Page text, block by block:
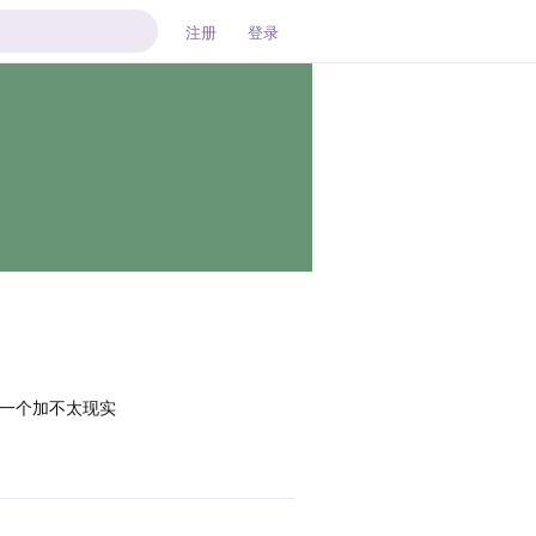
注册 登录
个加不太现实